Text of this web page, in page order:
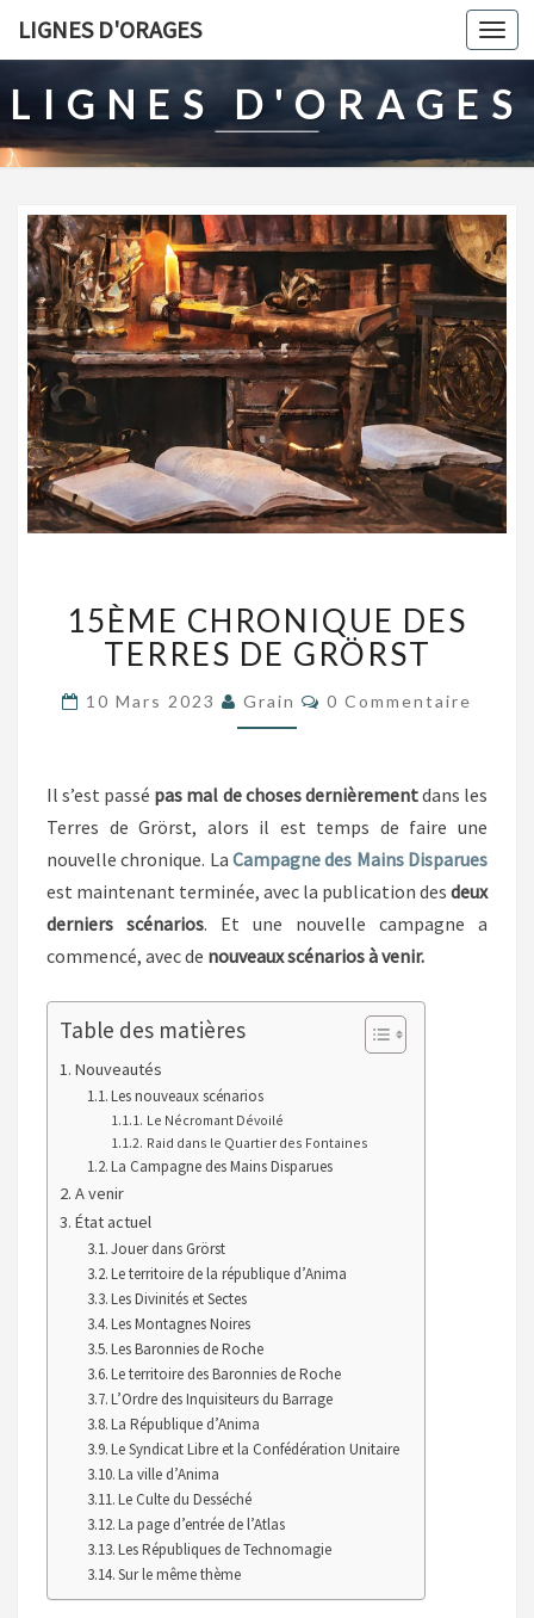
LIGNES D'ORAGES
LIGNES D'ORAGES
CHRONIQUE
DES
TERRES
DE
GRÖRST
15ÈME CHRONIQUE DES
TERRES DE GRÖRST
10 Mars 2023 Grain Commentaires
0 Commentaire
Il s’est passé pas mal de choses dernièrementdans les
Terres de Grörst, alors il est temps de faire une
nouvelle chronique. La Campagne des Mains Disparues
est maintenant terminée, avec la publication des deux
derniers scénarios. Et une nouvelle campagne a
commencé, avec de nouveaux scénarios à venir.
Table des matières
Nouveautés
Les nouveaux scénarios
Le Nécromant Dévoilé
Raid dans le Quartier des Fontaines
La Campagne des Mains Disparues
A venir
État actuel
Jouer dans Grörst
Le territoire de la république d’Anima
Les Divinités et Sectes
Les Montagnes Noires
Les Baronnies de Roche
Le territoire des Baronnies de Roche
L’Ordre des Inquisiteurs du Barrage
La République d’Anima
Le Syndicat Libre et la Confédération Unitaire
La ville d’Anima
Le Culte du Desséché
La page d’entrée de l’Atlas
Les Républiques de Technomagie
Sur le même thème